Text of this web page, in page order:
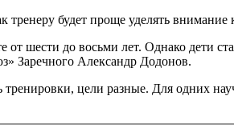
будет проще уделять
от шести до восьми лет. Однако дети
Заречного Александр Додонов.
цели разные. Для одних